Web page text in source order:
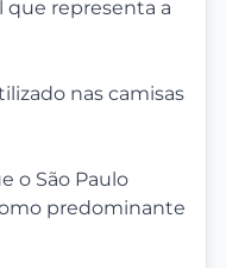
que representa a
nas camisas
o São Paulo
predominante